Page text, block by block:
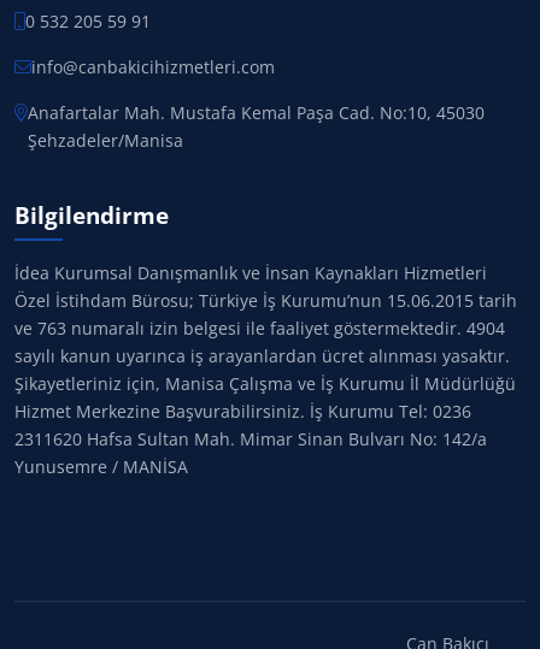
0 532 205 59 91
info@canbakicihizmetleri.com
Anafartalar Mah. Mustafa Kemal Paşa Cad. No:10, 45030
Şehzadeler/Manisa
Bilgilendirme
İdea Kurumsal Danışmanlık ve İnsan Kaynakları Hizmetleri
Özel İstihdam Bürosu; Türkiye İş Kurumu’nun 15.06.2015 tarih
ve 763 numaralı izin belgesi ile faaliyet göstermektedir. 4904
sayılı kanun uyarınca iş arayanlardan ücret alınması yasaktır.
Şikayetleriniz için, Manisa Çalışma ve İş Kurumu İl Müdürlüğü
Hizmet Merkezine Başvurabilirsiniz. İş Kurumu Tel: 0236
2311620 Hafsa Sultan Mah. Mimar Sinan Bulvarı No: 142/a
Yunusemre / MANİSA
Can Bakıcı